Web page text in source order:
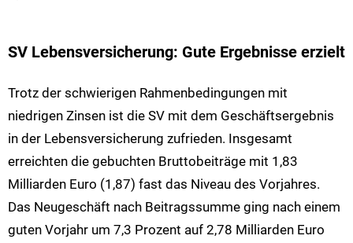
SV Lebensversicherung: Gute Ergebnisse erzielt
Trotz der schwierigen Rahmenbedingungen mit
niedrigen Zinsen ist die SV mit dem Geschäftsergebnis
in der Lebensversicherung zufrieden. Insgesamt
erreichten die gebuchten Bruttobeiträge mit 1,83
Milliarden Euro (1,87) fast das Niveau des Vorjahres.
Das Neugeschäft nach Beitragssumme ging nach einem
guten Vorjahr um 7,3 Prozent auf 2,78 Milliarden Euro